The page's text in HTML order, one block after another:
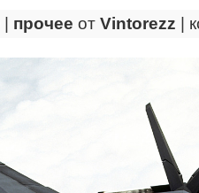
прочее от Vintorezz